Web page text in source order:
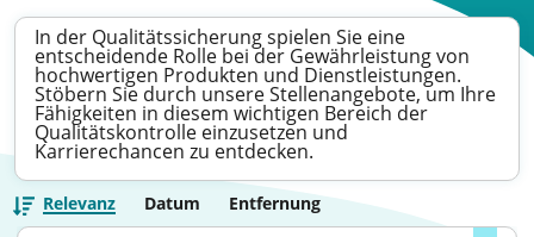
In der Qualitätssicherung spielen Sie eine
entscheidende Rolle bei der Gewährleistung von
hochwertigen Produkten und Dienstleistungen.
Stöbern Sie durch unsere Stellenangebote, um Ihre
Fähigkeiten in diesem wichtigen Bereich der
Qualitätskontrolle einzusetzen und
Karrierechancen zu entdecken.
Relevanz Datum Entfernung